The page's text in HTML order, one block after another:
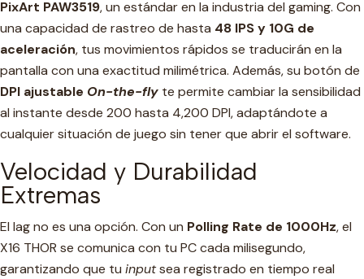
PixArt PAW3519, un estándar en la industria del gaming. Con
una capacidad de rastreo de hasta 48 IPS y 10G de
aceleración, tus movimientos rápidos se traducirán en la
pantalla con una exactitud milimétrica. Además, su botón de
DPI ajustable On-the-fly te permite cambiar la sensibilidad
al instante desde 200 hasta 4,200 DPI, adaptándote a
cualquier situación de juego sin tener que abrir el software.
Velocidad y Durabilidad
Extremas
El lag no es una opción. Con un Polling Rate de 1000Hz, el
X16 THOR se comunica con tu PC cada milisegundo,
garantizando que tu inputsea registrado en tiempo real